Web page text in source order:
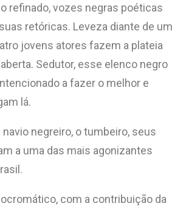
refinado, vozes negras poéticas
retóricas. Leveza diante de um
jovens atores fazem a plateia
Sedutor, esse elenco negro
a fazer o melhor e
lá.
negreiro, o tumbeiro, seus
a uma das mais agonizantes
com a contribuição da